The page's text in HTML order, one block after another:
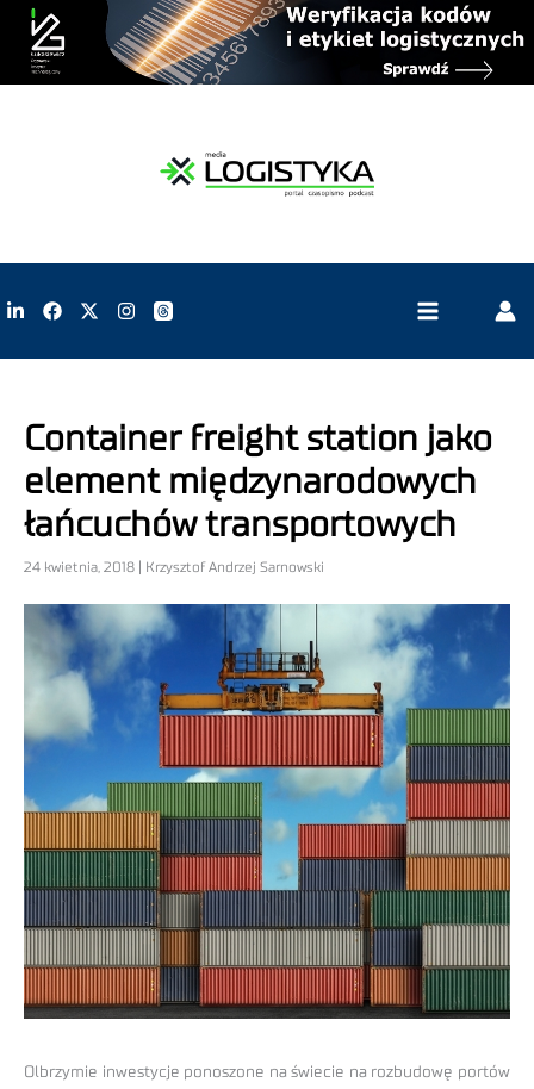
Container freight station jako
element międzynarodowych
łańcuchów transportowych
24 kwietnia, 2018 | Krzysztof Andrzej Sarnowski
Olbrzymie inwestycje ponoszone na świecie na rozbudowę portów